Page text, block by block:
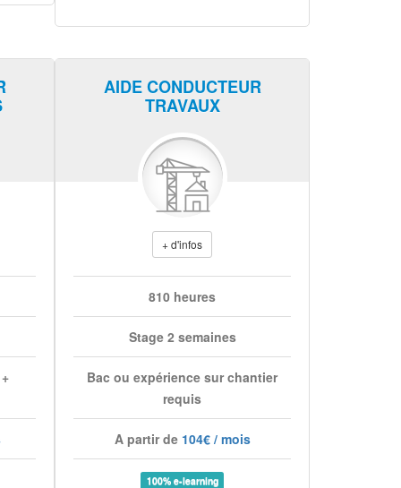
AIDE CONDUCTEUR
TRAVAUX
+ d'infos
810 heures
Stage 2 semaines
Bac ou expérience sur chantier
requis
A partir de 104€ / mois
100% e-learning